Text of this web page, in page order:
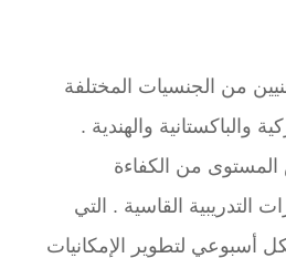
من الجنسيات المختلفة
والباكستانية والهندية .
من الكفاءة
التدريبية القاسية . التي
أسبوعي لتطوير الإمكانيات